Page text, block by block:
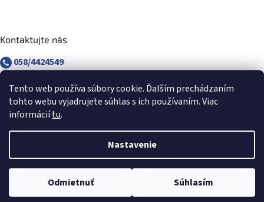
Tento web používa súbory cookie. Ďalším prechádzaním
tohto webu vyjadrujete súhlas s ich používaním. Viac
informáciítu.
Nastavenie
Odmietnuť Súhlasím
Kontaktujte nás
058/4424549
revuca@majsterpapier.sk
Vytvoril Shoptet
Copyright 2026Majsterpapier.sk . Všetky práva vyhradené.